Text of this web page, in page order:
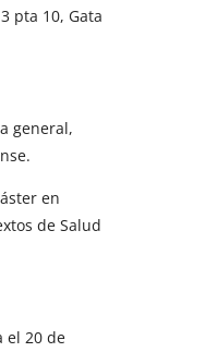
pta 10, Gata
general,
en
de Salud
el 20 de